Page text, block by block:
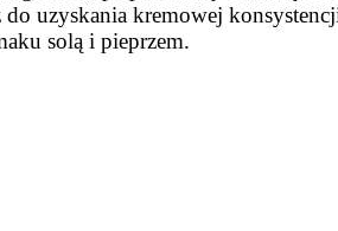
uzyskania kremowej
solą i pieprzem.